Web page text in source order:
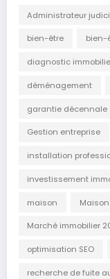
Administrateur
bien-être bien-
diagnostic
déménagement
garantie décennale
Gestion entreprise
installation
investissement
maison
Marché immobilier
optimisation SEO
recherche de fuite